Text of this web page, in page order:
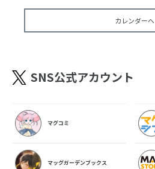
カレンダーへ
SNS公式アカウント
マグコミ
マッグガーデンブックス